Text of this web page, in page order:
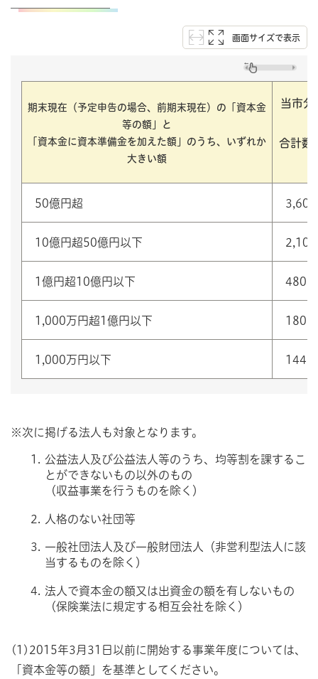
画面サイズで表示
期末現在（予定申告の場合、前期末現在）の 「資本金
等の額」と
「資本金に資本準備金を加えた額」のうち、いずれか
大きい額
当市分
合計数
50億円超
10億円超50億円以下
1億円超10億円以下
1,000万円超1億円以下
1,000万円以下
※次に掲げる法人も対象となります。
公益法人及び公益法人等のうち、均等割を課するこ
とができないもの以外のもの
（収益事業を行うものを除く）
人格のない社団等
一般社団法人及び一般財団法人（非営利型法人に該
当するものを除く）
法人で資本金の額又は出資金の額を有しないもの
（保険業法に規定する相互会社を除く）
(1)2015年3月31日以前に開始する事業年度については、
「資本金等の額」を基準としてください。